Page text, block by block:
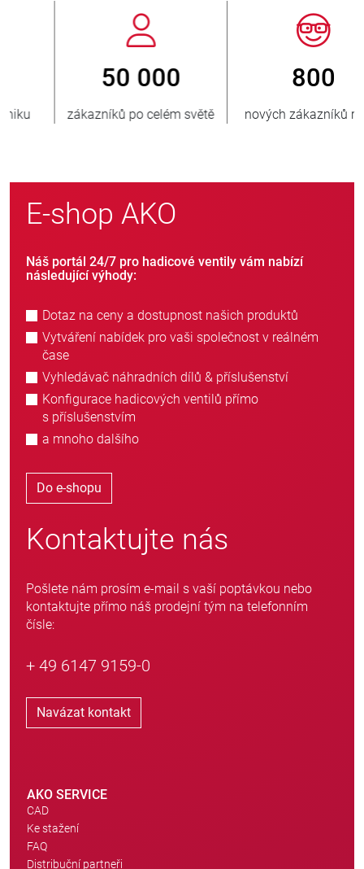
800
nových zákazníků ročně
> 3 500 000
prodaných jednotek
E-shop AKO
Náš portál 24/7 pro hadicové ventily vám nabízí
následující výhody:
Dotaz na ceny a dostupnost našich produktů
Vytváření nabídek pro vaši společnost v reálném
čase
Vyhledávač náhradních dílů & příslušenství
Konfigurace hadicových ventilů přímo
s příslušenstvím
a mnoho dalšího
Do e-shopu
Kontaktujte nás
Pošlete nám prosím e-mail s vaší poptávkou nebo
kontaktujte přímo náš prodejní tým na telefonním
čísle:
+ 49 6147 9159-0
Navázat kontakt
AKO SERVICE
CAD
Ke stažení
FAQ
Distribuční partneři